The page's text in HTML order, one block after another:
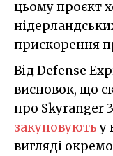
цьому проєкт
прискорення
Від Defense
висновок, що
про Skyranger
закуповуютьу
вигляді